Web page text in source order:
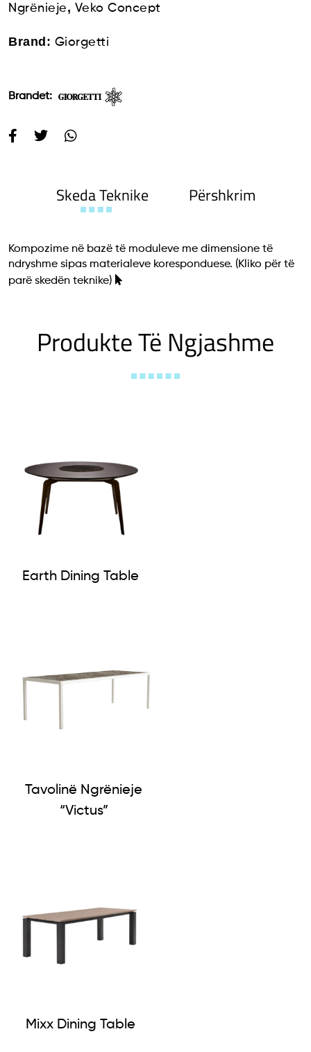
Ngrënieje, Veko Concept
Brand: Giorgetti
Brandet:
Skeda Teknike Përshkrim
Kompozime në bazë të moduleve me dimensione të
ndryshme sipas materialeve koresponduese. (Kliko për të
parë skedën teknike)
Produkte Të Ngjashme
Earth Dining Table
Tavolinë Ngrënieje
“Victus”
Mixx Dining Table